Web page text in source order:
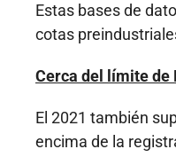
Estas bases de
cotas
Cerca del límite de
El 2021 también
encima de la